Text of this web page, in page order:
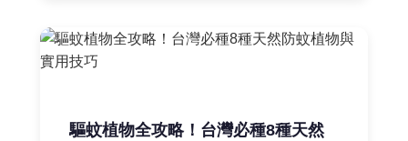
驅蚊植物全攻略！台灣必種8種天然